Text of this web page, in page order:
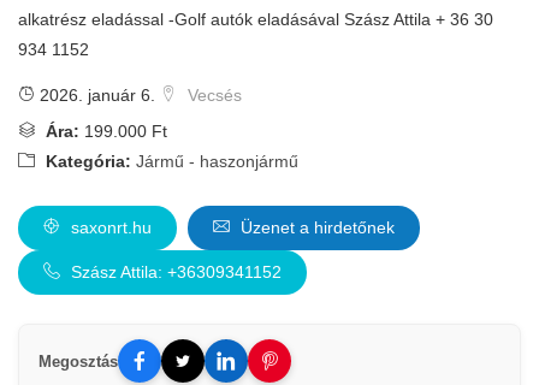
alkatrész eladással -Golf autók eladásával Szász Attila + 36 30
934 1152
2026. január 6.
Vecsés
Ára: 199.000 Ft
Kategória: Jármű - haszonjármű
saxonrt.hu Üzenet a hirdetőnek
Szász Attila: +36309341152
Megosztás